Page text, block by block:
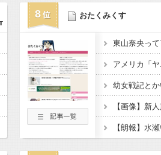
8 おたくみくす
東山奈央っ
幼女戦記と